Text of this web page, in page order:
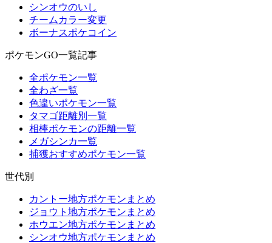
シンオウのいし
チームカラー変更
ボーナスポケコイン
ポケモンGO一覧記事
全ポケモン一覧
全わざ一覧
色違いポケモン一覧
タマゴ距離別一覧
相棒ポケモンの距離一覧
メガシンカ一覧
捕獲おすすめポケモン一覧
世代別
カントー地方ポケモンまとめ
ジョウト地方ポケモンまとめ
ホウエン地方ポケモンまとめ
シンオウ地方ポケモンまとめ